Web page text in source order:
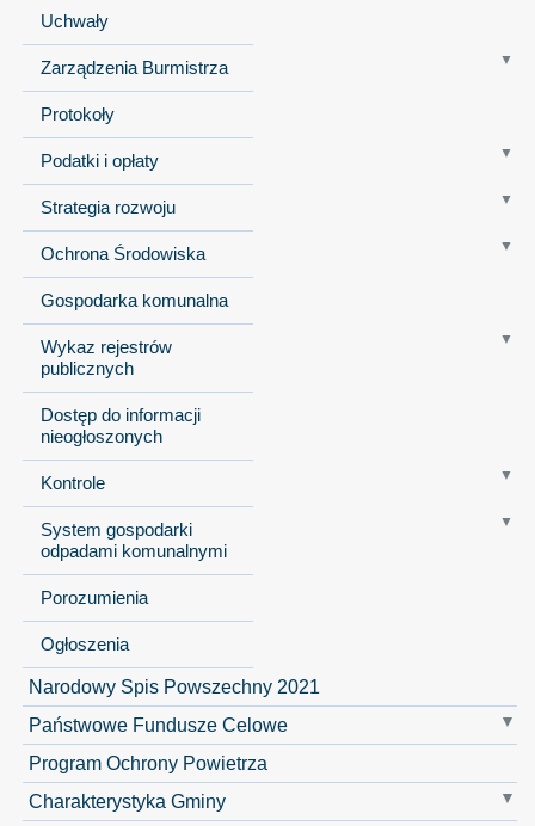
Uchwały
Zarządzenia Burmistrza
Protokoły
Podatki i opłaty
Strategia rozwoju
Ochrona Środowiska
Gospodarka komunalna
Wykaz rejestrów
publicznych
Dostęp do informacji
nieogłoszonych
Kontrole
System gospodarki
odpadami komunalnymi
Porozumienia
Ogłoszenia
Narodowy Spis Powszechny 2021
Państwowe Fundusze Celowe
Program Ochrony Powietrza
Charakterystyka Gminy